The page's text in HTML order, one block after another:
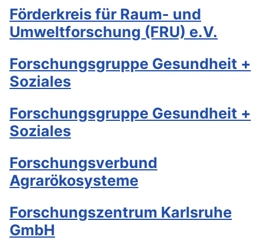
Förderkreis für Raum- und
Umweltforschung (FRU) e.V.
Forschungsgruppe Gesundheit +
Soziales
Forschungsgruppe Gesundheit +
Soziales
Forschungsverbund
Agrarökosysteme
Forschungszentrum Karlsruhe
GmbH